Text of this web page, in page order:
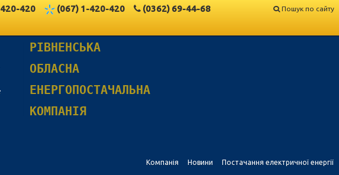
420-420 (067) 1-420-420 (0362) 69-44-68 Пошук по сайту
РІВНЕНСЬКА
ОБЛАСНА
ЕНЕРГОПОСТАЧАЛЬНА
КОМПАНІЯ
Компанія Новини Постачання електричної енергії